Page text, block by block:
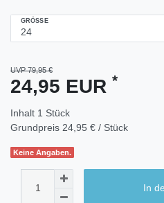
GRÖSSE
UVP 79,95 €
24,95 EUR *
Inhalt 1 Stück
Grundpreis 24,95 € / Stück
Keine Angaben.
In